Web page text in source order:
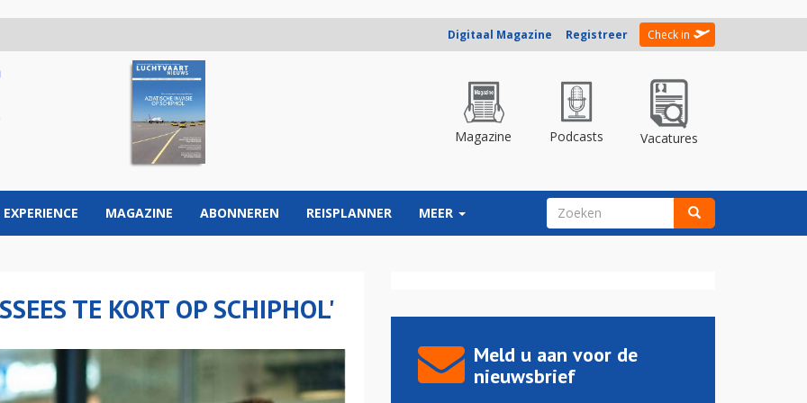
Digitaal Magazine Registreer Check in
Magazine Podcasts Vacatures
EXPERIENCE MAGAZINE ABONNEREN REISPLANNER MEER ZOEKVELD
TE KORT OP SCHIPHOL'
Meld u aan voor de
nieuwsbrief